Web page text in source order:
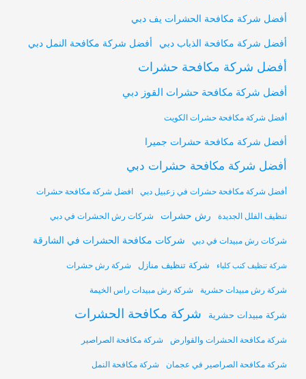
أفضل شركة مكافحة الحشرات يف دبي
أفضل شركة مكافحة الذباب دبي أفضل شركة مكافحة النمل دبي
أفضل شركة مكافحة حشرات
أفضل شركة مكافحة حشرات القوز دبي
أفضل شركة مكافحة حشرات الكويت
أفضل شركة مكافحة حشرات جميرا
أفضل شركة مكافحة حشرات دبي
أفضل شركة مكافحة حشرات في زعبيل دبي افضل شركة مكافحة حشرات
تنظيف الفلل الجديدة رش حشرات شركات رش الحشرات في دبي
شركات رش مبيدات في دبي شركات مكافحة الحشرات في الشارقة
شركة تنظيف كنب كلباء شركة تنظيف منازل شركة رش حشرات
شركة رش مبيدات حشرية شركة رش مبيدات راس الخيمة
شركة مبيدات حشرية شركة مكافحة الحشرات
شركة مكافحة الحشرات والقوارض شركة مكافحة الصراصير
شركة مكافحة الصراصير في عجمان شركة مكافحة النمل